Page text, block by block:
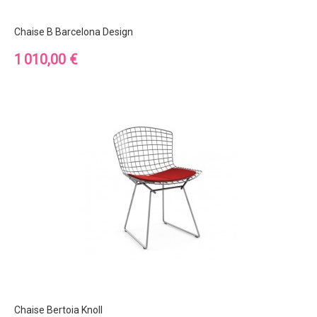
Chaise B Barcelona Design
Prix
1 010,00 €
Chaise Bertoia Knoll